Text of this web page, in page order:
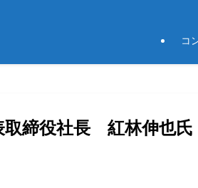
コ
取締役社長 紅林伸也氏